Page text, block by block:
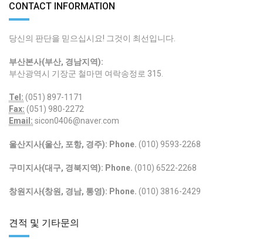
CONTACT INFORMATION
당신의 판단을 믿으십시요! 그것이 최선입니다.
부산본사(부산, 경남지역):
부산광역시 기장군 철마면 여락송정로 315.
Tel: (051) 897-1171
Fax: (051) 980-2272
Email: sicon0406@naver.com
울산지사(울산, 포항, 경주): Phone. (010) 9593-2268
구미지사(대구, 경북지역): Phone. (010) 6522-2268
창원지사(창원, 경남, 통영): Phone. (010) 3816-2429
견적 및 기타문의